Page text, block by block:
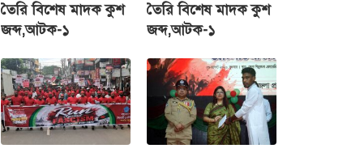
তৈরি বিশেষ মাদক কুশ
জব্দ,আটক-১
তৈরি বিশেষ মাদক কুশ
জব্দ,আটক-১